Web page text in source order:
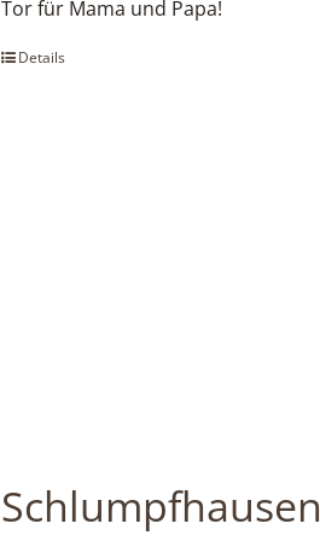
Tor für Mama und Papa!
Details
Schlumpfhausen